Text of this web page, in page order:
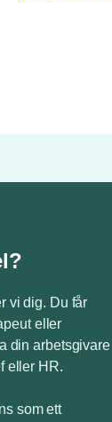
vi dig. Du får
eller
din arbetsgivare
eller HR.
som ett